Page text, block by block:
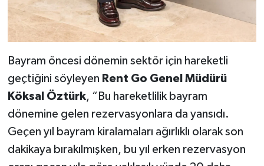
Bayram öncesi dönemin sektör için hareketli
geçtiğini söyleyen Rent Go Genel Müdürü
Köksal Öztürk, “Bu hareketlilik bayram
dönemine gelen rezervasyonlara da yansıdı.
Geçen yıl bayram kiralamaları ağırlıklı olarak son
dakikaya bırakılmışken, bu yıl erken rezervasyon